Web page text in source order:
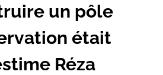
un pôle
était
Réza